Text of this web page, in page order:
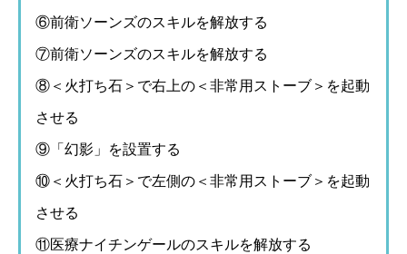
⑥前衛ソーンズのスキルを解放する
⑦前衛ソーンズのスキルを解放する
⑧＜火打ち石＞で右上の＜非常用ストーブ＞を起動
させる
⑨「幻影」を設置する
⑩＜火打ち石＞で左側の＜非常用ストーブ＞を起動
させる
⑪医療ナイチンゲールのスキルを解放する